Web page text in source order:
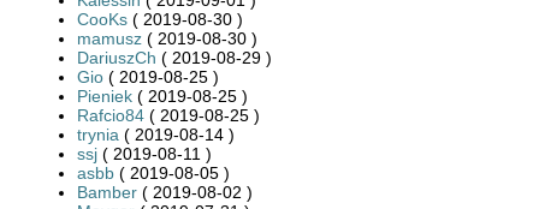
CooKs ( 2019-08-30 )
mamusz ( 2019-08-30 )
DariuszCh ( 2019-08-29 )
Gio ( 2019-08-25 )
Pieniek ( 2019-08-25 )
Rafcio84 ( 2019-08-25 )
trynia ( 2019-08-14 )
ssj ( 2019-08-11 )
asbb ( 2019-08-05 )
Bamber ( 2019-08-02 )